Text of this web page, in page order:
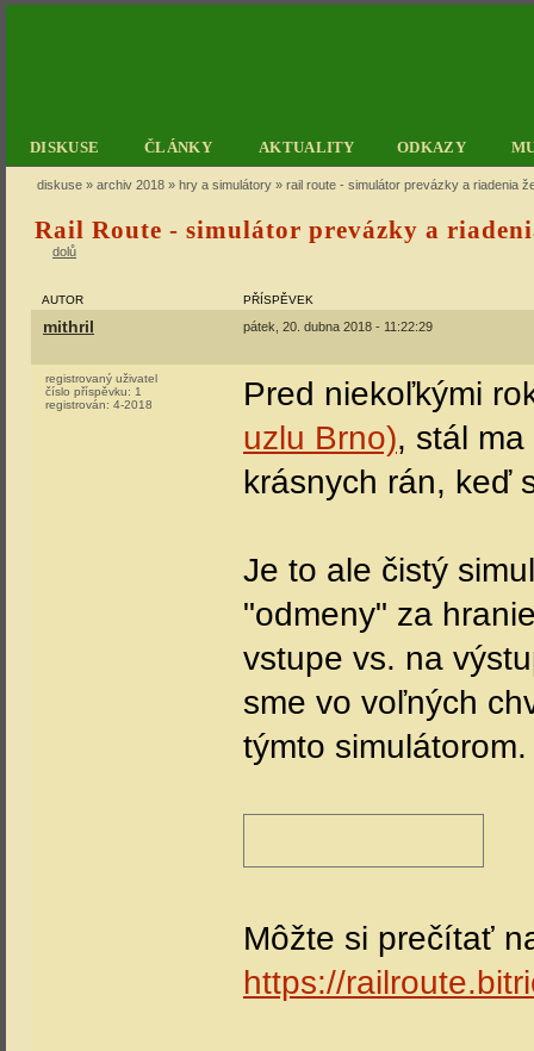
DISKUSE ČLÁNKY AKTUALITY ODKAZY
diskuse » archiv 2018 » hry a simulátory » rail route - simulátor prevázky a riadenia
Rail Route - simulátor prevázky a
dolů
AUTOR PŘÍSPĚVEK
mithril pátek, 20. dubna 2018 - 11:22:29
registrovaný uživatel
číslo příspěvku: 1
registrován: 4-2018
Pred niekoľkými
uzlu Brno), stál
krásnych rán, keď
Je to ale čistý
"odmeny" za
vstupe vs. na
sme vo voľných
týmto
Môžte si prečítať
https://